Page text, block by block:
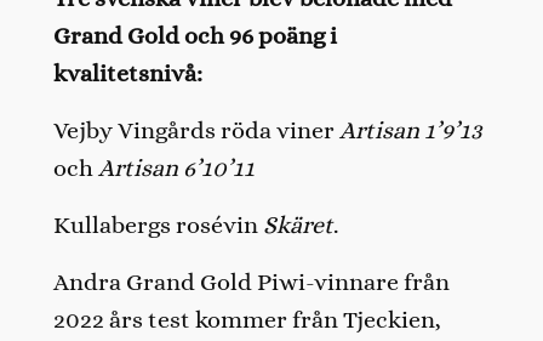
Grand Gold och 96 poäng i
kvalitetsnivå:
Vejby Vingårds röda vinerArtisan 1’9’13
ochArtisan 6’10’11
Kullabergs rosévin Skäret.
Andra Grand Gold Piwi-vinnare från
2022 års test kommer från Tjeckien,